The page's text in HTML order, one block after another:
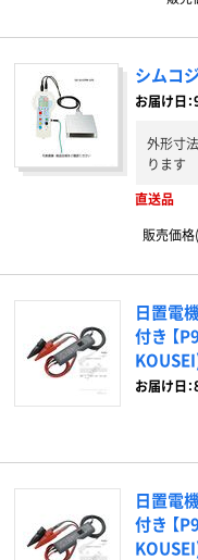
シムコ
お届け日：
外形寸
ります
直送品
販売価格
日置電
付き 【
お届け日：
日置電
付き 【